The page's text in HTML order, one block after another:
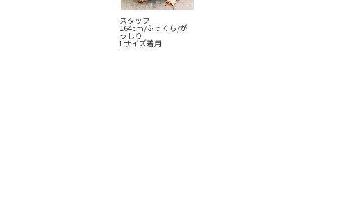
スタッフ
164cm/ふっくら/が
っしり
Lサイズ着用